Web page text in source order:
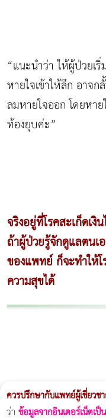
“แนะนำว่า ให้ผู้ป่วยเ
หายใจเข้าให้ลึก อาจ
ลมหายใจออก โดยหา
ท้องยุบค่ะ”
จริงอยู่ที่โรคสะเก็ดเ
ถ้าผู้ป่วยรู้จักดูแลตน
ของแพทย์ ก็จะทำให้โ
ความสุขได้
ควรปรึกษากับแพทย์ผู้เชี่ยวช
ว่า ข้อมูลจากอินเตอร์เน็ตเ